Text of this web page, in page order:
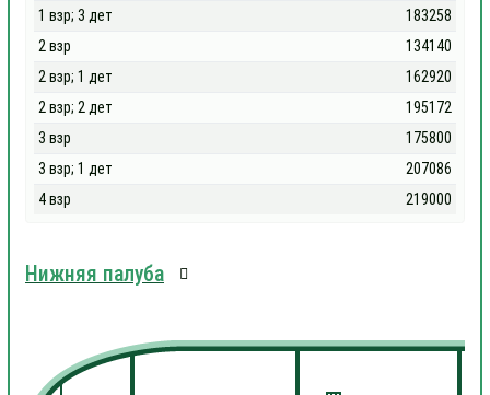
1 взр; 3 дет
183258
2 взр
134140
2 взр; 1 дет
162920
2 взр; 2 дет
195172
3 взр
175800
3 взр; 1 дет
207086
4 взр
219000
Нижняя палуба